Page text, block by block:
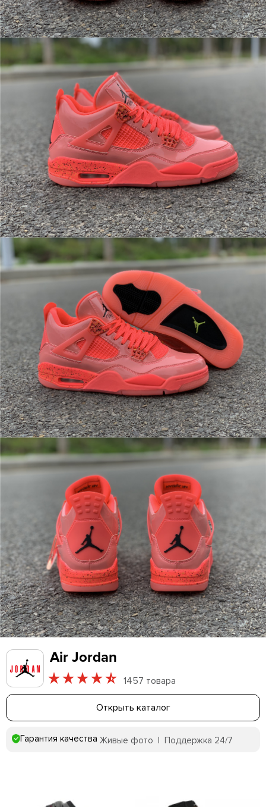
Air Jordan
1457 товара
Открыть каталог
Гарантия качества Живые фото | Поддержка 24/7